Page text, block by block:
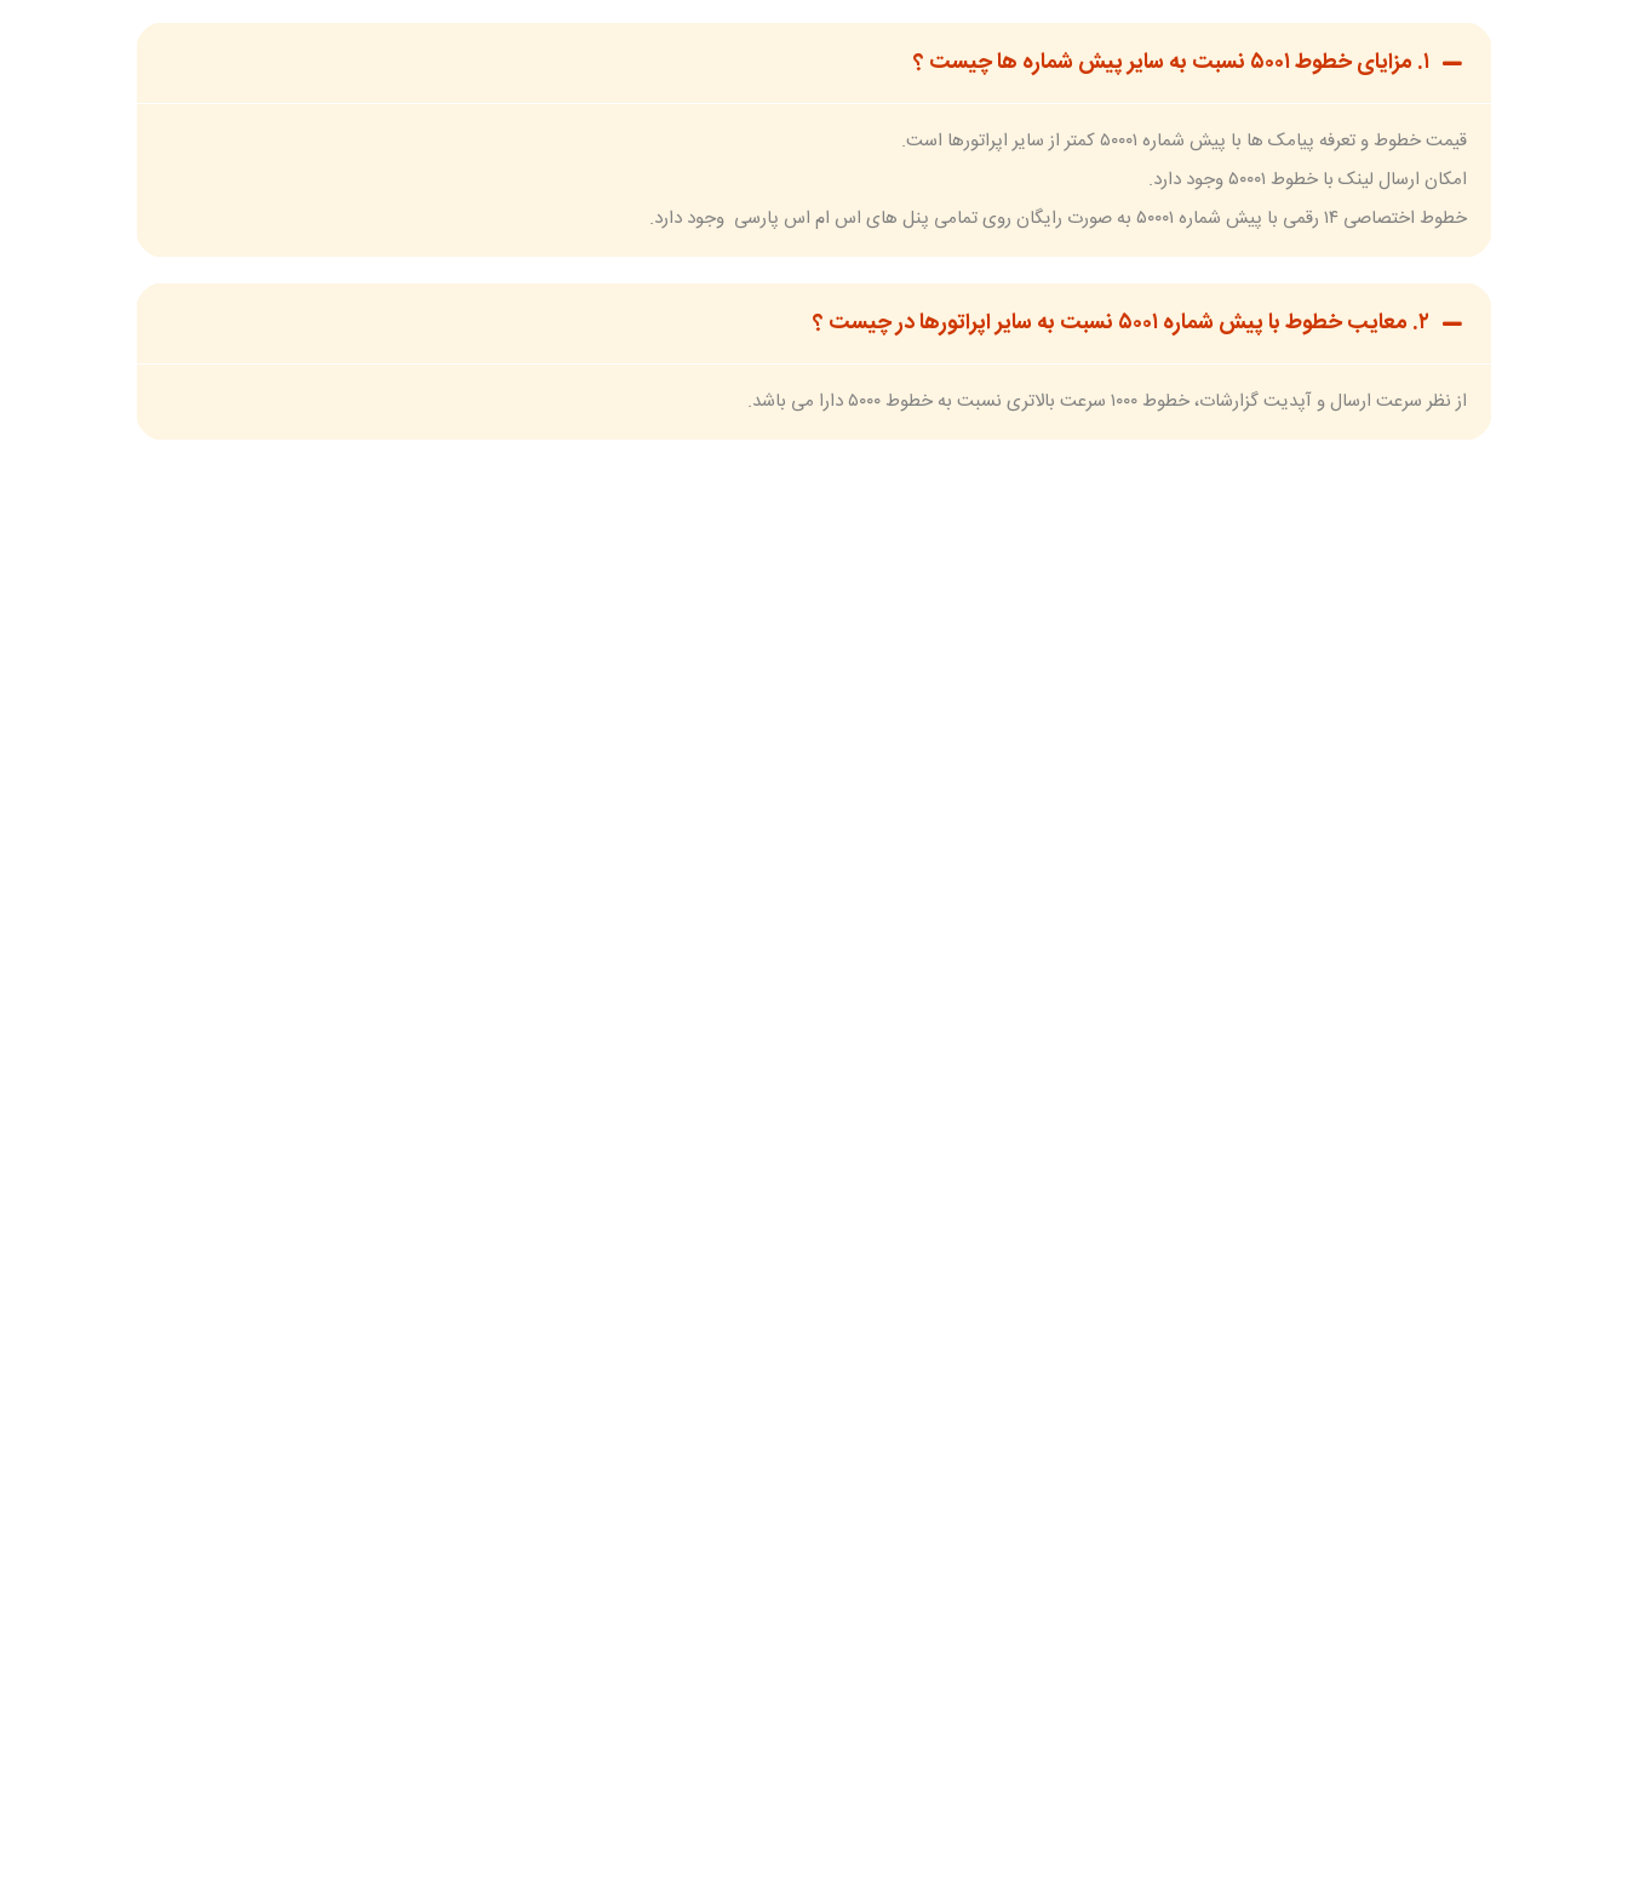
۱. مزایای خطوط ۵۰۰۱ نسبت به سایر پیش شماره ها چیست ؟
قیمت خطوط و تعرفه پیامک ها با پیش شماره ۵۰۰۰۱ کمتر از سایر اپراتورها است.
امکان ارسال لینک با خطوط ۵۰۰۰۱ وجود دارد.
خطوط اختصاصی ۱۴ رقمی با پیش شماره ۵۰۰۰۱ به صورت رایگان روی تمامی پنل های اس ام اس پارسی وجود دارد.
۲. معایب خطوط با پیش شماره ۵۰۰۱ نسبت به سایر اپراتورها در چیست ؟
از نظر سرعت ارسال و آپدیت گزارشات، خطوط ۱۰۰۰ سرعت بالاتری نسبت به خطوط ۵۰۰۰ دارا می باشد.